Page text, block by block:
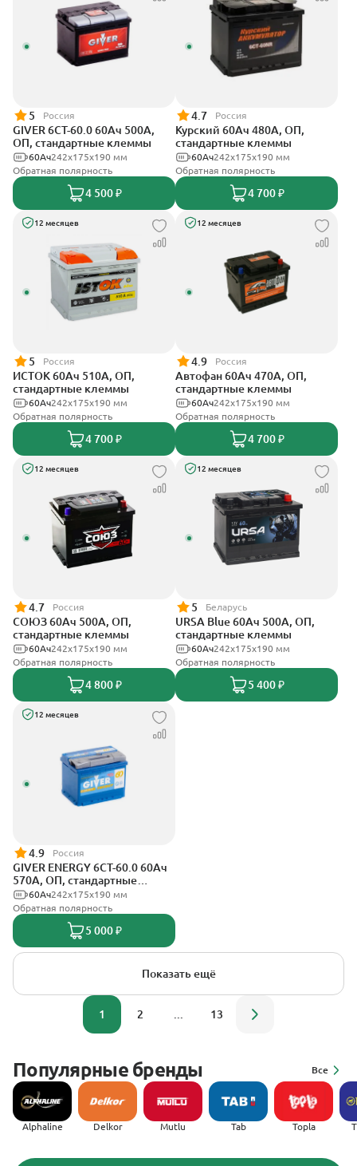
5 Россия
GIVER 6СТ-60.0 60Ач 500А,
ОП, стандартные клеммы
242х175х190 мм
60Ач
Обратная полярность
4 500 ₽
4.7 Россия
Курский 60Ач 480А, ОП,
стандартные клеммы
242x175x190 мм
60Ач
Обратная полярность
4 700 ₽
12 месяцев
5 Россия
ИСТОК 60Ач 510А, ОП,
стандартные клеммы
242x175x190 мм
60Ач
Обратная полярность
4 700 ₽
12 месяцев
4.9 Россия
Автофан 60Ач 470А, ОП,
стандартные клеммы
242х175х190 мм
60Ач
Обратная полярность
4 700 ₽
12 месяцев
4.7 Россия
СОЮЗ 60Ач 500А, ОП,
стандартные клеммы
242x175x190 мм
60Ач
Обратная полярность
4 800 ₽
12 месяцев
5 Беларусь
URSA Blue 60Ач 500А, ОП,
стандартные клеммы
242х175х190 мм
60Ач
Обратная полярность
5 400 ₽
12 месяцев
4.9 Россия
GIVER ENERGY 6СТ-60.0 60Ач
570А, ОП, стандартные
клеммы242х175х190 мм
60Ач
Обратная полярность
5 000 ₽
Показать ещё
1 2 13
Популярные бренды Все
Alphaline Delkor Mutlu Tab Topla